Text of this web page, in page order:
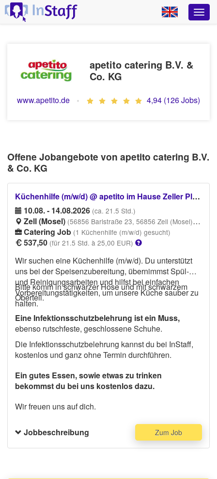
apetito catering B.V. &
Co. KG
www.apetito.de 4,94 (126 Jobs)
Offene Jobangebote von apetito catering B.V.
& Co. KG
Küchenhilfe (m/w/d) @ apetito im Hause Zeller Plastik
10.08. - 14.08.2026 (ca. 21.5 Std.)
Zell (Mosel) (56856 Barlstraße 23, 56856 Zell (Mosel)-Barl)
Catering Job (1 Küchenhilfe (m/w/d) gesucht)
537,50 (für 21.5 Std. à 25,00 EUR)
Wir suchen eine Küchenhilfe (m/w/d). Du unterstützt
uns bei der Speisenzubereitung, übernimmst Spül-
und Reinigungsarbeiten und hilfst bei einfachen
Vorbereitungstätigkeiten, um unsere Küche sauber zu
halten.
Bitte komm in schwarzer Hose und mit schwarzem
Oberteil.
Eine Infektionsschutzbelehrung ist ein Muss,
ebenso rutschfeste, geschlossene Schuhe.
Die Infektionsschutzbelehrung kannst du bei InStaff,
kostenlos und ganz ohne Termin durchführen.
Ein gutes Essen, sowie etwas zu trinken
bekommst du bei uns kostenlos dazu.
Wir freuen uns auf dich.
Jobbeschreibung Zum Job